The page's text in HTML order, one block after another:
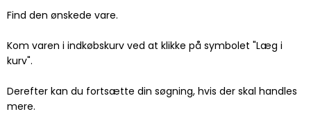
Find den ønskede vare.
Kom varen i indkøbskurv ved at klikke på symbolet "Læg i
kurv".
Derefter kan du fortsætte din søgning, hvis der skal handles
mere.